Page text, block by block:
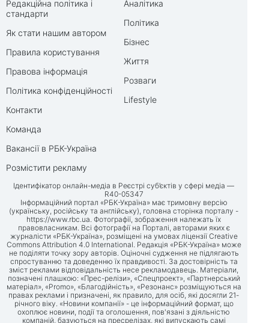
Редакційна політика і
стандарти
Як стати нашим автором
Правила користування
Правова інформація
Політика конфіденційності
Контакти
Команда
Вакансії в РБК-Україна
Розмістити рекламу
Аналітика
Політика
Бізнес
Життя
Розваги
Lifestyle
Ідентифікатор онлайн-медіа в Реєстрі суб’єктів у сфері медіа —
R40-05347
Інформаційний портал «РБК-Україна» має тримовну версію
(українську, російську та англійську), головна сторінка порталу -
https://www.rbc.ua. Фотографії, зображення належать їх
правовласникам. Всі фотографії на Порталі, авторами яких є
журналісти «РБК-Україна», розміщені на умовах ліцензії Creative
Commons Attribution 4.0 International. Редакція «РБК-Україна» може
не поділяти точку зору авторів. Оціночні судження не підлягають
спростуванню та доведенню їх правдивості. За достовірність та
зміст реклами відповідальність несе рекламодавець. Матеріали,
позначені плашкою: «Прес-релізи», «Спецпроект», «Партнерський
матеріал», «Promo», «Благодійність», «Резонанс» розміщуються на
правах реклами і призначені, як правило, для осіб, які досягли 21-
річного віку. «Новини компанії» - це інформаційний формат, що
охоплює новини, події та оголошення, пов'язані з діяльністю
компаній, базуються на пресрелізах, які випускають самі